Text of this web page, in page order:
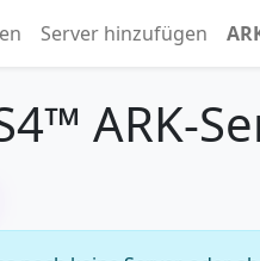
Server hinzufügen
ARK-